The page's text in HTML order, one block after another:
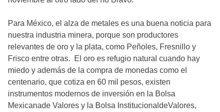
Para México, el alza de metales es una buena noticia para
nuestra industria minera, porque son productores
relevantes de oro y la plata, como Peñoles, Fresnillo y
Frisco entre otras. El oro es refugio natural cuando hay
miedo y además de la compra de monedas como el
centenario, que cotiza en 60 mil pesos, existen
instrumentos modernos de inversión en la Bolsa
Mexicanade Valores y la Bolsa InstitucionaldeValores,